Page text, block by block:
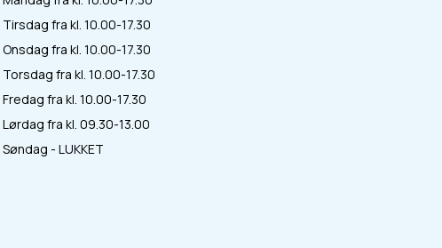
Tirsdag fra kl. 10.00-17.30
Onsdag fra kl. 10.00-17.30
Torsdag fra kl. 10.00-17.30
Fredag fra kl. 10.00-17.30
Lørdag fra kl. 09.30-13.00
Søndag - LUKKET